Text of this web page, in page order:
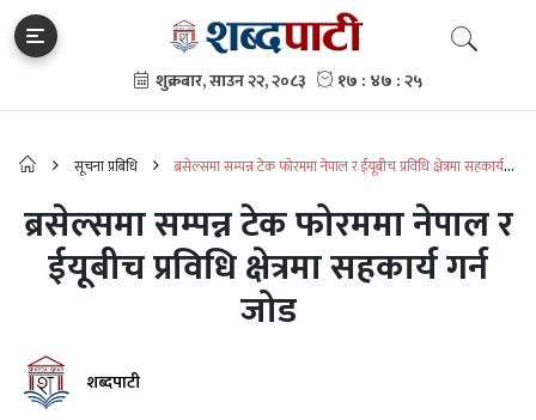
सूचना प्रबिधि
ब्रसेल्समा सम्पन्न टेक फोरममा नेपाल र ईयूबीच प्रविधि क्षेत्रमा सहकार्य
गर्न जोड
ब्रसेल्समा सम्पन्न टेक फोरममा नेपाल र
ईयूबीच प्रविधि क्षेत्रमा सहकार्य गर्न
जोड
शब्दपाटी